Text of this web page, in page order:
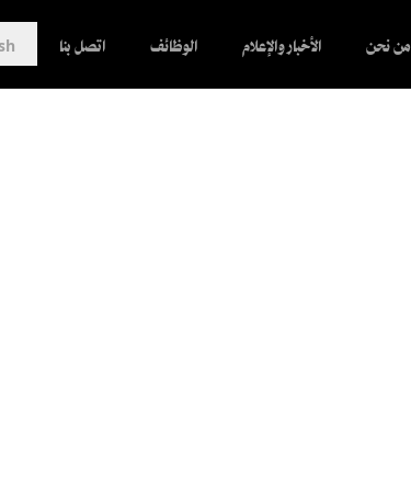
من نحن الأخبار والإعلام الوظائف اتصل بنا